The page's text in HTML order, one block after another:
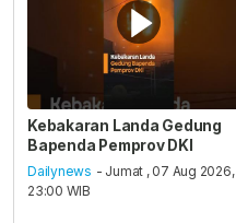
Kebakaran Landa Gedung
Bapenda Pemprov DKI
Dailynews - Jumat , 07 Aug 2026,
23:00 WIB